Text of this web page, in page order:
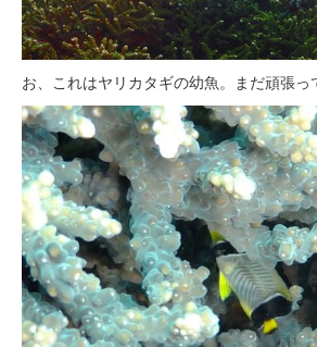
お、これはヤリカタギの幼魚。まだ頑張っ